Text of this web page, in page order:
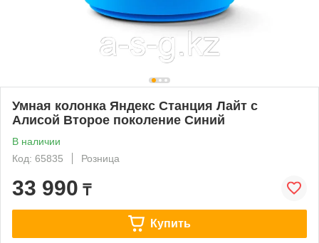
Умная колонка Яндекс Станция Лайт с
Алисой Второе поколение Синий
В наличии
Код: 65835
Розница
33 990 ₸
Купить